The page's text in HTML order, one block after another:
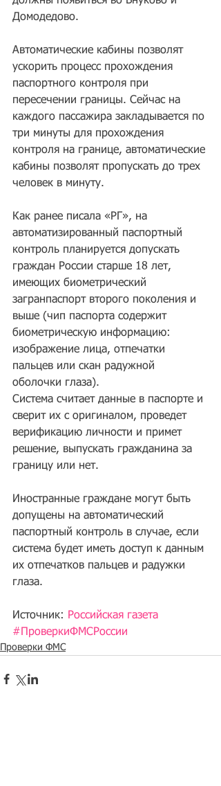
Домодедово.
Автоматические кабины позволят
ускорить процесс прохождения
паспортного контроля при
пересечении границы. Сейчас на
каждого пассажира закладывается по
три минуты для прохождения
контроля на границе, автоматические
кабины позволят пропускать до трех
человек в минуту.
Как ранее писала «РГ», на
автоматизированный паспортный
контроль планируется допускать
граждан России старше 18 лет,
имеющих биометрический
загранпаспорт второго поколения и
выше (чип паспорта содержит
биометрическую информацию:
изображение лица, отпечатки
пальцев или скан радужной
оболочки глаза).
Система считает данные в паспорте и
сверит их с оригиналом, проведет
верификацию личности и примет
решение, выпускать гражданина за
границу или нет.
Иностранные граждане могут быть
допущены на автоматический
паспортный контроль в случае, если
система будет иметь доступ к данным
их отпечатков пальцев и радужки
глаза.
Источник: Российская газета
#ПроверкиФМСРоссии
Проверки ФМС